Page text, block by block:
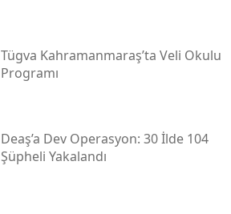
Tügva Kahramanmaraş’ta Veli Okulu
Programı
Deaş’a Dev Operasyon: 30 İlde 104
Şüpheli Yakalandı